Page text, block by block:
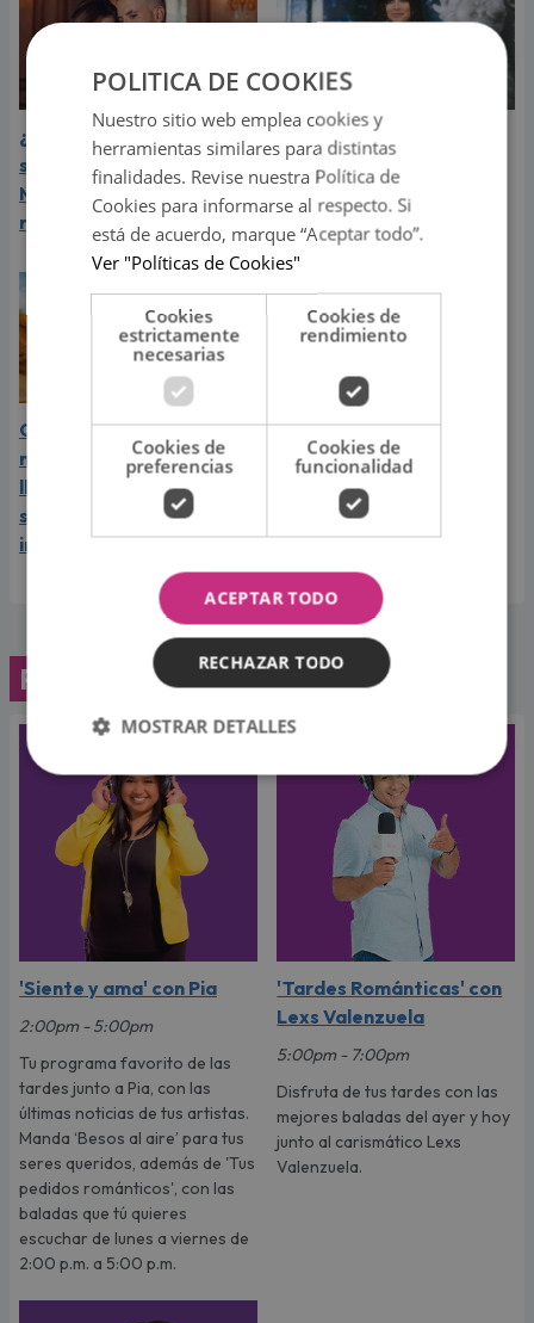
¿Greeicy espera a su
segundo hijo? Video de
Mike Bahía desata
rumores
Laura Pausini reveló cuál
de sus éxitos es su
favorito y sorprendió a
sus seguidores
Carín León vive el mejor
momento de su carrera y
llega a Lima en el año de
su consagración
internacional
Programación
'Siente y ama' con Pia
2:00pm - 5:00pm
Tu programa favorito de las
tardes junto a Pia, con las
últimas noticias de tus artistas.
Manda ‘Besos al aire’ para tus
seres queridos, además de 'Tus
pedidos románticos', con las
baladas que tú quieres
escuchar de lunes a viernes de
2:00 p.m. a 5:00 p.m.
'Tardes Románticas' con
Lexs Valenzuela
5:00pm - 7:00pm
Disfruta de tus tardes con las
mejores baladas del ayer y hoy
junto al carismático Lexs
Valenzuela.
POLITICA DE COOKIES
Nuestro sitio web emplea cookies y
herramientas similares para distintas
finalidades. Revise nuestra Política de
Cookies para informarse al respecto. Si
está de acuerdo, marque “Aceptar todo”.
Ver "Políticas de Cookies"
Cookies
estrictamente
necesarias
Cookies de
rendimiento
Cookies de
preferencias
Cookies de
funcionalidad
ACEPTAR TODO
RECHAZAR TODO
MOSTRAR DETALLES